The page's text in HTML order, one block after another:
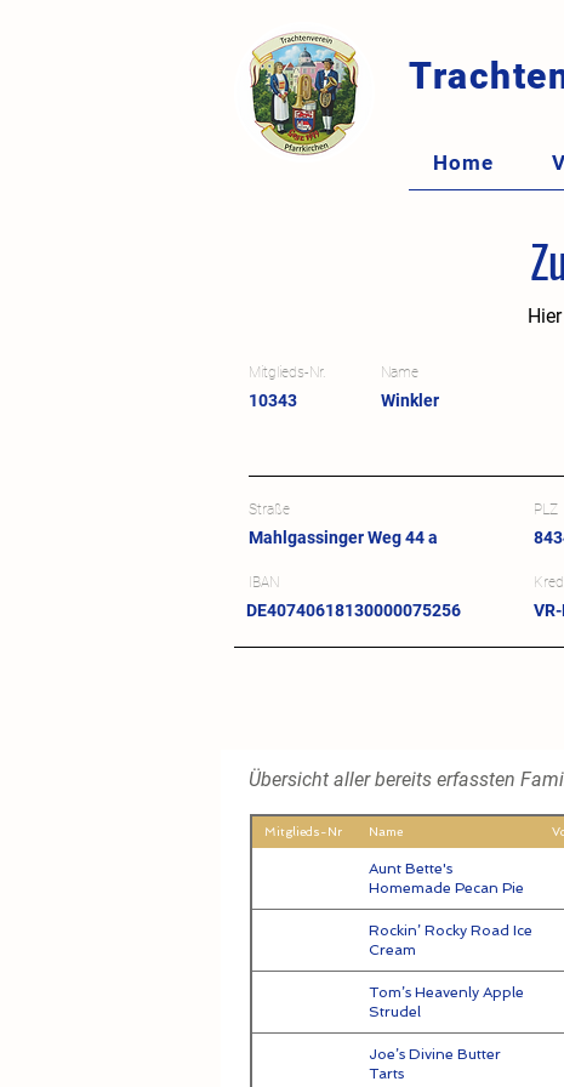
Home
Winkler
Mahlgassinger Weg 44 a
DE40740618130000075256
10343
Mitglieds-Nr. Name
Straße PLZ
IBAN
Mitglieds-Nr Name
Aunt Bette's
Homemade Pecan Pie
Rockin’ Rocky Road Ice
Cream
Tom’s Heavenly Apple
Strudel
Joe’s Divine Butter
Tarts
Übersicht aller bereits erfassten